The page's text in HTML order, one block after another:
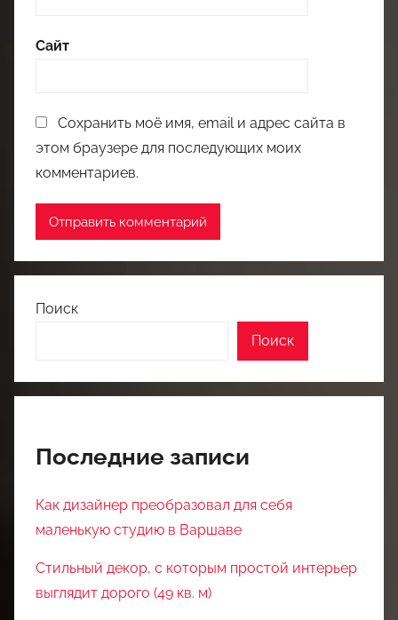
Сайт
Сохранить моё имя, email и адрес сайта в
этом браузере для последующих моих
комментариев.
Поиск
Поиск
Последние записи
Как дизайнер преобразовал для себя
маленькую студию в Варшаве
Стильный декор, с которым простой интерьер
выглядит дорого (49 кв. м)